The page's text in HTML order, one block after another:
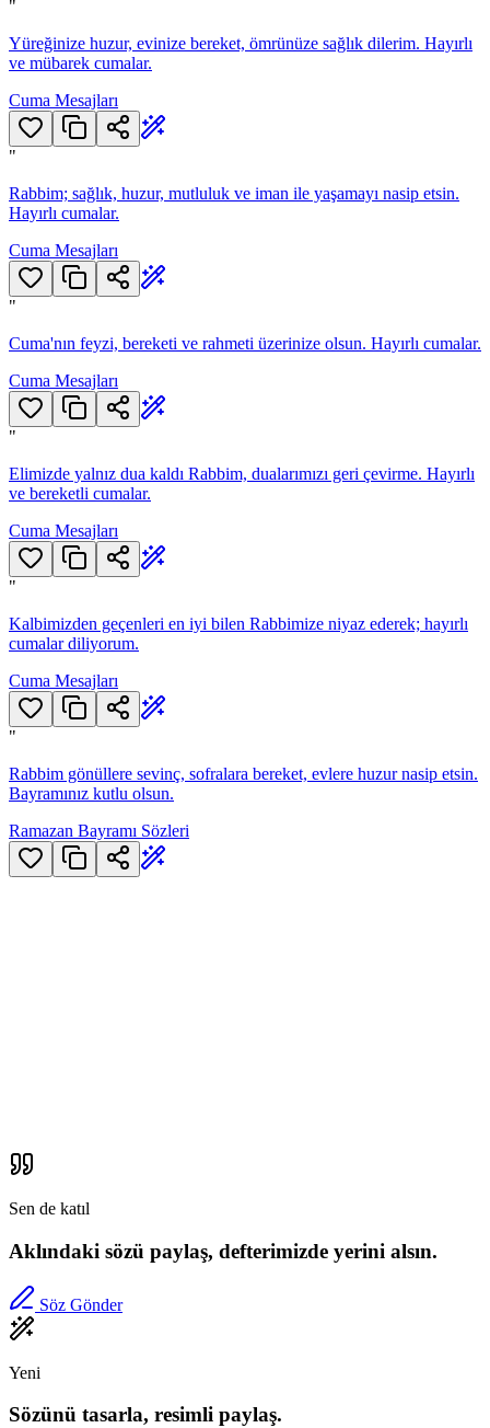
"
Yüreğinize huzur, evinize bereket, ömrünüze sağlık dilerim. Hayırlı
ve mübarek cumalar.
Cuma Mesajları
"
Rabbim; sağlık, huzur, mutluluk ve iman ile yaşamayı nasip etsin.
Hayırlı cumalar.
Cuma Mesajları
"
Cuma'nın feyzi, bereketi ve rahmeti üzerinize olsun. Hayırlı cumalar.
Cuma Mesajları
"
Elimizde yalnız dua kaldı Rabbim, dualarımızı geri çevirme. Hayırlı
ve bereketli cumalar.
Cuma Mesajları
"
Kalbimizden geçenleri en iyi bilen Rabbimize niyaz ederek; hayırlı
cumalar diliyorum.
Cuma Mesajları
"
Rabbim gönüllere sevinç, sofralara bereket, evlere huzur nasip etsin.
Bayramınız kutlu olsun.
Ramazan Bayramı Sözleri
Sen de katıl
Aklındaki sözü paylaş, defterimizde yerini alsın.
Söz Gönder
Yeni
Sözünü tasarla, resimli paylaş.